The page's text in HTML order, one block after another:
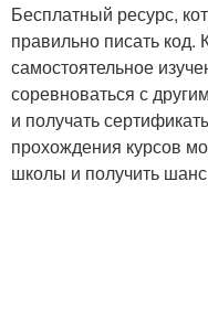
Бесплатный ресурс,
правильно писать код.
самостоятельное
соревноваться с
и получать
прохождения курсов
школы и получить